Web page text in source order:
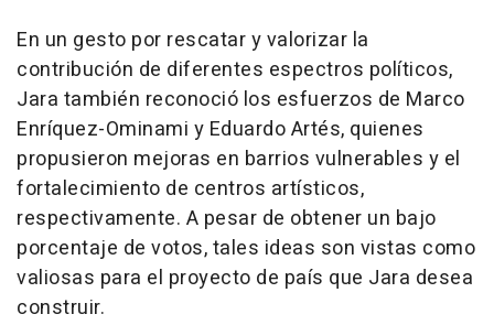
En un gesto por rescatar y valorizar la
contribución de diferentes espectros políticos,
Jara también reconoció los esfuerzos de Marco
Enríquez-Ominami y Eduardo Artés, quienes
propusieron mejoras en barrios vulnerables y el
fortalecimiento de centros artísticos,
respectivamente. A pesar de obtener un bajo
porcentaje de votos, tales ideas son vistas como
valiosas para el proyecto de país que Jara desea
construir.